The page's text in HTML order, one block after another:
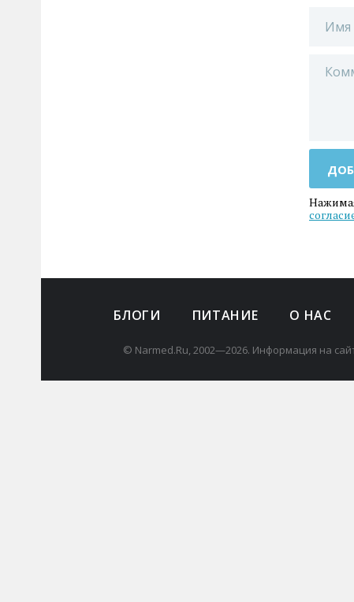
БЛОГИ ПИТАНИЕ О НАС
© Narmed.Ru, 2002—2026. Информация на